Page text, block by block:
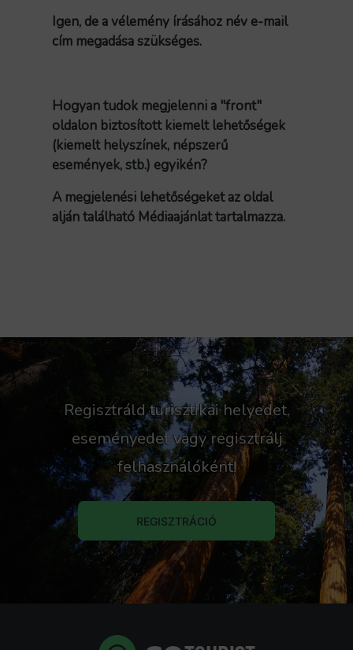
Igen, de a vélemény írásához név e-mail
cím megadása szükséges.
Hogyan tudok megjelenni a "front"
oldalon biztosított kiemelt lehetőségek
(kiemelt helyszínek, népszerű
események, stb.) egyikén?
A megjelenési lehetőségeket az oldal
alján található Médiaajánlat tartalmazza.
Regisztráld turisztikai helyedet,
eseményedet vagy regisztrálj
felhasználóként!
REGISZTRÁCIÓ